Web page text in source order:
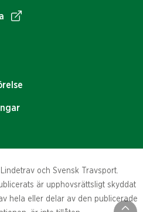
och Svensk Travsport.
är upphovsrättsligt skyddat
hela eller delar av den publicerade